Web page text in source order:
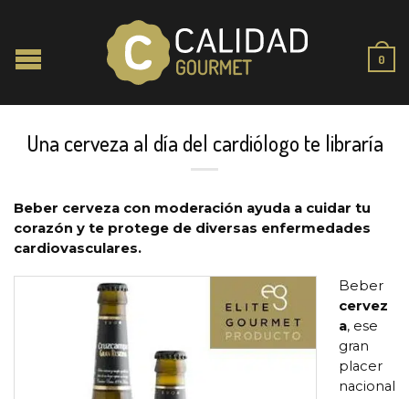
0
Una cerveza al día del cardiólogo te libraría
Beber cerveza con moderación ayuda a cuidar tu
corazón y te protege de diversas enfermedades
cardiovasculares.
Beber
cervez
a, ese
gran
placer
nacional